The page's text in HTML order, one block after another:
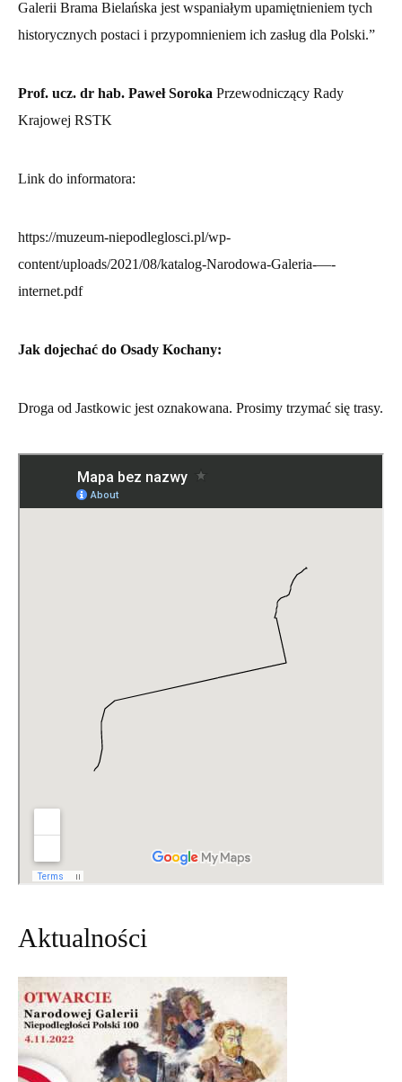
Galerii Brama Bielańska jest wspaniałym upamiętnieniem tych
historycznych postaci i przypomnieniem ich zasług dla Polski.”
Prof. ucz. dr hab. Paweł Soroka Przewodniczący Rady
Krajowej RSTK
Link do informatora:
https://muzeum-niepodleglosci.pl/wp-
content/uploads/2021/08/katalog-Narodowa-Galeria-—-
internet.pdf
Jak dojechać do Osady Kochany:
Droga od Jastkowic jest oznakowana. Prosimy trzymać się trasy.
Aktualności